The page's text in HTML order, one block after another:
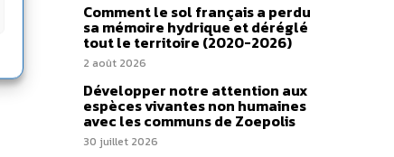
Comment le sol français a perdu
sa mémoire hydrique et déréglé
tout le territoire (2020-2026)
2 août 2026
Développer notre attention aux
espèces vivantes non humaines
avec les communs de Zoepolis
30 juillet 2026